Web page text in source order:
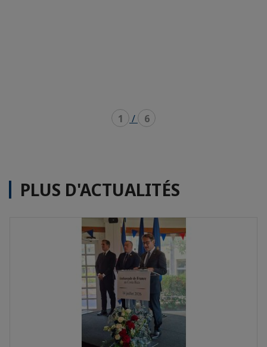
1 / 6
PLUS D'ACTUALITÉS